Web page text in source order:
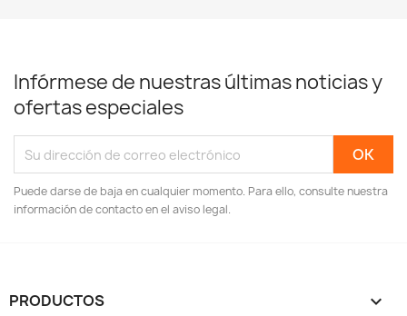
Infórmese de nuestras últimas noticias y
ofertas especiales
Puede darse de baja en cualquier momento. Para ello, consulte nuestra
información de contacto en el aviso legal.
PRODUCTOS 